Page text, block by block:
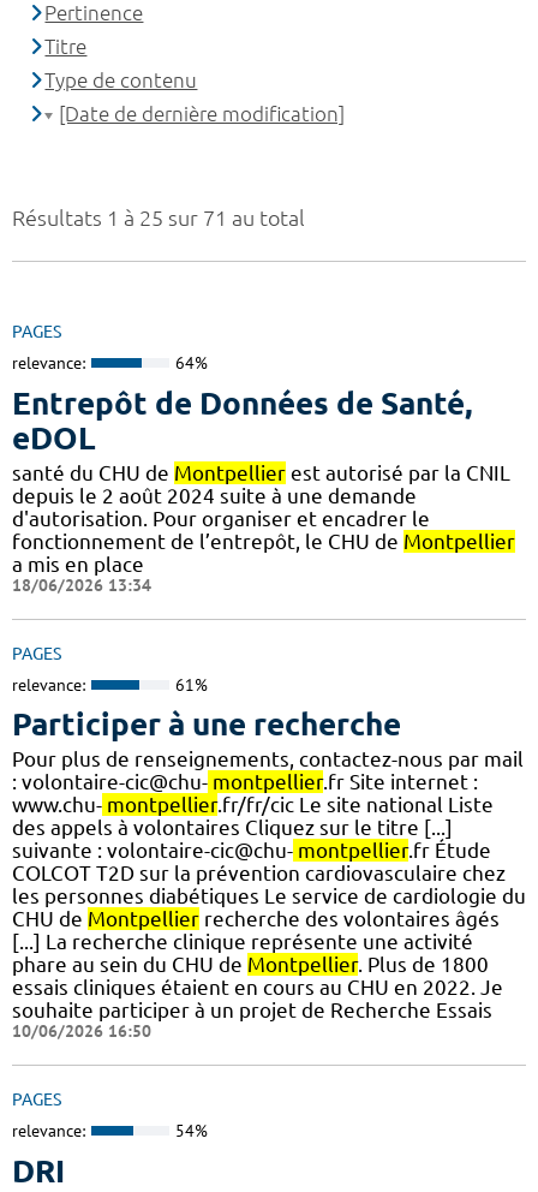
Résultats 1 à 25 sur 71 au total
PAGES
relevance: 64%
Entrepôt de Données de Santé,
eDOL
santé du CHU de Montpellier est autorisé par la CNIL
depuis le 2 août 2024 suite à une demande
d'autorisation. Pour organiser et encadrer le
fonctionnement de l’entrepôt, le CHU de Montpellier
a mis en place
18/06/2026 13:34
PAGES
relevance: 61%
Participer à une recherche
Pour plus de renseignements, contactez-nous par mail
: volontaire-cic@chu- montpellier.fr Site internet :
www.chu- montpellier.fr/fr/cic Le site national Liste
des appels à volontaires Cliquez sur le titre [...]
suivante : volontaire-cic@chu- montpellier.fr Étude
COLCOT T2D sur la prévention cardiovasculaire chez
les personnes diabétiques Le service de cardiologie du
CHU de Montpellier recherche des volontaires âgés
[...] La recherche clinique représente une activité
phare au sein du CHU de Montpellier. Plus de 1800
essais cliniques étaient en cours au CHU en 2022. Je
souhaite participer à un projet de Recherche Essais
10/06/2026 16:50
PAGES
relevance: 54%
DRI
Pertinence
Titre
Type de contenu
[Date de dernière modification]